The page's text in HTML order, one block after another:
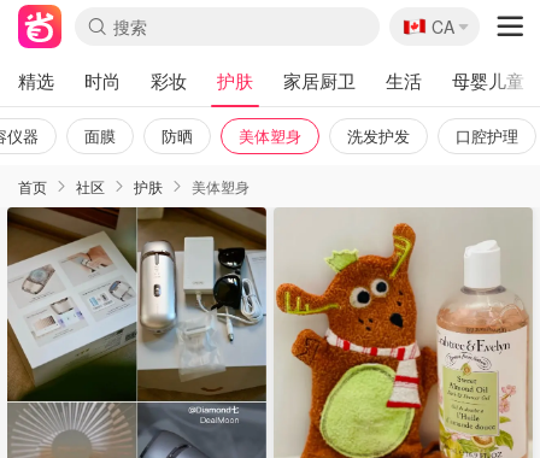
🇨🇦
CA
精选 时尚 彩妆 护肤 家居厨卫 生活 母婴儿童
仪器 面膜 防晒 美体塑身 洗发护发 口腔护理
首页 社区 护肤 美体塑身